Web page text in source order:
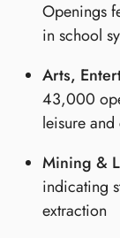
Openings
in school
Arts,
43,000
leisure
Mining &
indicating
extraction